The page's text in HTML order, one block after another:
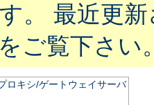
。 最近更
ご覧下さい
ロキシ/ゲートウェイサーバ